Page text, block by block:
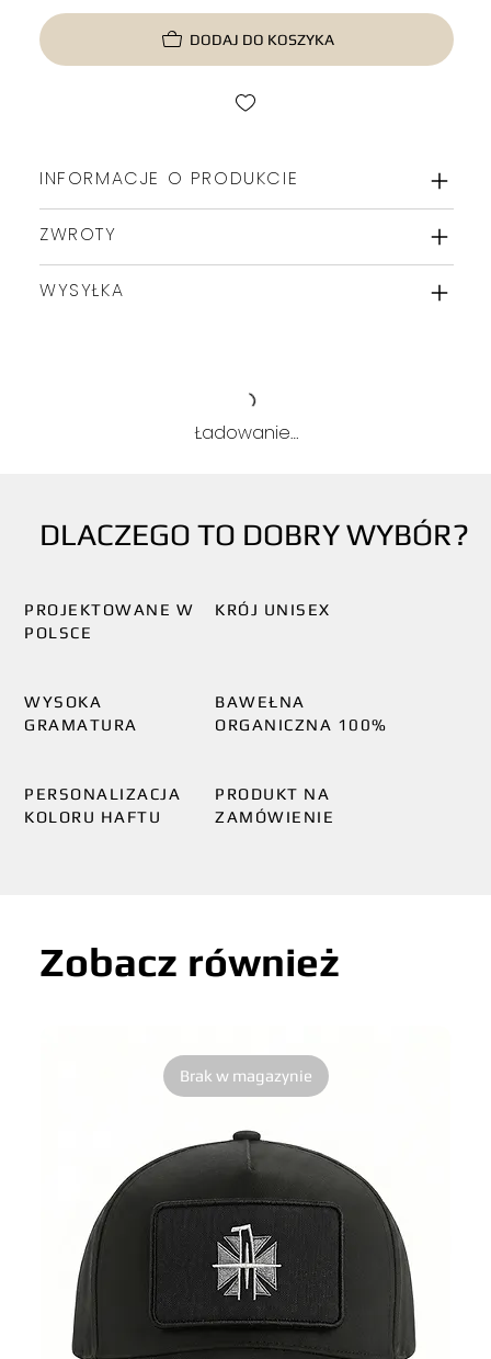
DODAJ DO KOSZYKA
INFORMACJE O PRODUKCIE
ZWROTY
WYSYŁKA
Ładowanie…
DLACZEGO TO DOBRY WYBÓR?
PROJEKTOWANE W
POLSCE
KRÓJ UNISEX
WYSOKA
GRAMATURA
BAWEŁNA
ORGANICZNA 100%
PERSONALIZACJA
KOLORU HAFTU
PRODUKT NA
ZAMÓWIENIE
Zobacz również
Brak w magazynie